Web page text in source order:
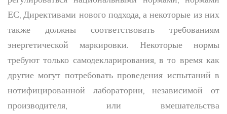
ЕС, Директивами нового подхода, а некоторые из них
также должны соответствовать требованиям
энергетической маркировки. Некоторые нормы
требуют только самодекларирования, в то время как
другие могут потребовать проведения испытаний в
нотифицированной лаборатории, независимой от
производителя, или вмешательства